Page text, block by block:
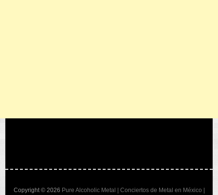
Copyright © 2026 Pure Alcoholic Metal | Conciertos de Metal en México |